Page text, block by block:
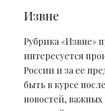
Извне
Рубрика «Извне»
интересуется
России и за ее
быть в курсе
новостей, важных